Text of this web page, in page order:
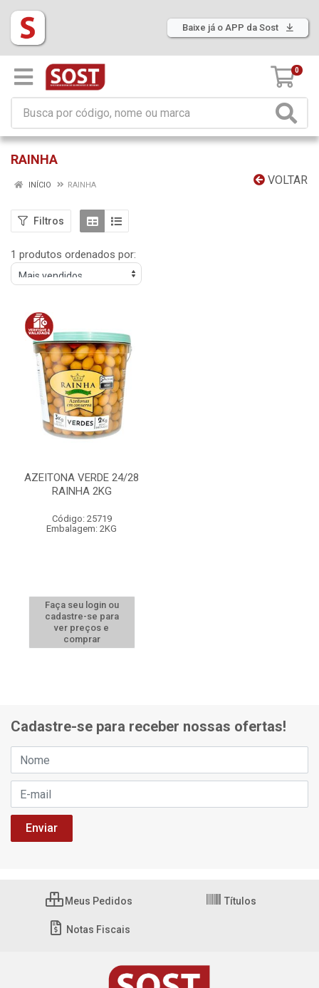
Baixe já o APP da Sost
0
RAINHA
VOLTAR
INÍCIO RAINHA
Filtros
1 produtos ordenados por:
AZEITONA VERDE 24/28
RAINHA 2KG
Código: 25719
Embalagem: 2KG
Faça seu login ou
cadastre-se para
ver preços e
comprar
Cadastre-se para receber nossas ofertas!
Meus Pedidos Títulos
Notas Fiscais